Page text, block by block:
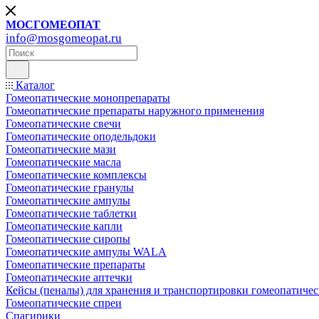
МОСГОМЕОПАТ
info@mosgomeopat.ru
Каталог
Гомеопатические монопрепараты
Гомеопатические препараты наружного применения
Гомеопатические свечи
Гомеопатические оподельдоки
Гомеопатические мази
Гомеопатические масла
Гомеопатические комплексы
Гомеопатические гранулы
Гомеопатические ампулы
Гомеопатические таблетки
Гомеопатические капли
Гомеопатические сиропы
Гомеопатические ампулы WALA
Гомеопатические препараты
Гомеопатические аптечки
Кейсы (пеналы) для хранения и транспортировки
Гомеопатические спреи
Спагирики